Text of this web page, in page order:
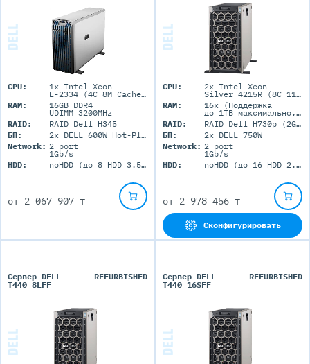
CPU: 1x Intel Xeon
E-2334 (4C 8M Cache 3.40 GHz)
RAM:
16GB DDR4
UDIMM 3200MHz
RAID:
RAID Dell H345
БП:
2x DELL 600W Hot-Plug
Network: 2 port
1Gb/s
HDD:
noHDD (до 8 HDD 3.5'' LFF)
от 2 067 907 ₸
CPU: 2x Intel Xeon
Silver 4215R (8C 11M Cache 3.20 GHz)
RAM:
16x (Поддержка
до 1TB максимально, 16 RDIMM портов)
RAID:
RAID Dell H730p (2GB+BBU)
БП:
2x DELL 750W
Network: 2 port
1Gb/s
HDD:
noHDD (до 16 HDD 2.5'' SFF)
от 2 978 456 ₸
Сконфигурировать
Сервер DELL
T440 8LFF
REFURBISHED
Сервер DELL
T440 16SFF
REFURBISHED